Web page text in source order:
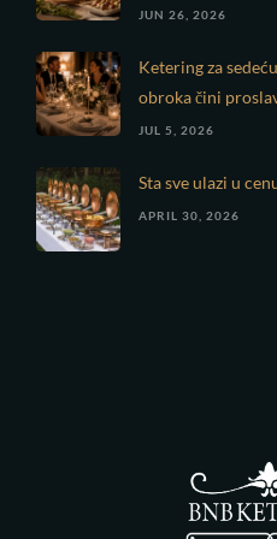
JUN 26, 2026
Ketering za
obroka čini
JUL 5, 2026
Sta sve ulazi u
APRIL 30, 2026